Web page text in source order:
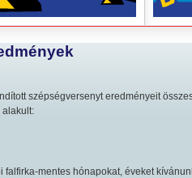
szépségversenyt eredményeit
alakult:
mentes hónapokat, éveket